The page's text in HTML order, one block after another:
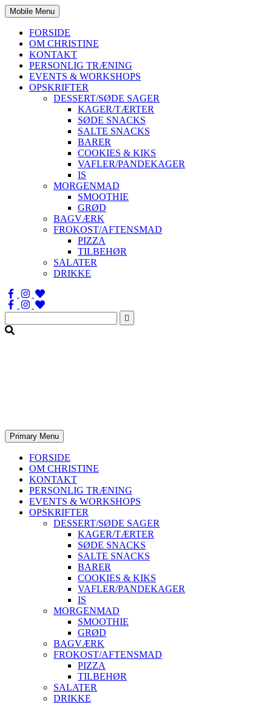
Mobile Menu
FORSIDE
OM CHRISTINE
KONTAKT
PERSONLIG TRÆNING
EVENTS & WORKSHOPS
OPSKRIFTER
DESSERT/SØDE SAGER
KAGER/TÆRTER
SØDE SNACKS
SALTE SNACKS
BARER
COOKIES & KIKS
VAFLER/PANDEKAGER
IS
MORGENMAD
SMOOTHIE
GRØD
BAGVÆRK
FROKOST/AFTENSMAD
PIZZA
TILBEHØR
SALATER
DRIKKE
Søg
efter:
Primary Menu
FORSIDE
OM CHRISTINE
KONTAKT
PERSONLIG TRÆNING
EVENTS & WORKSHOPS
OPSKRIFTER
DESSERT/SØDE SAGER
KAGER/TÆRTER
SØDE SNACKS
SALTE SNACKS
BARER
COOKIES & KIKS
VAFLER/PANDEKAGER
IS
MORGENMAD
SMOOTHIE
GRØD
BAGVÆRK
FROKOST/AFTENSMAD
PIZZA
TILBEHØR
SALATER
DRIKKE